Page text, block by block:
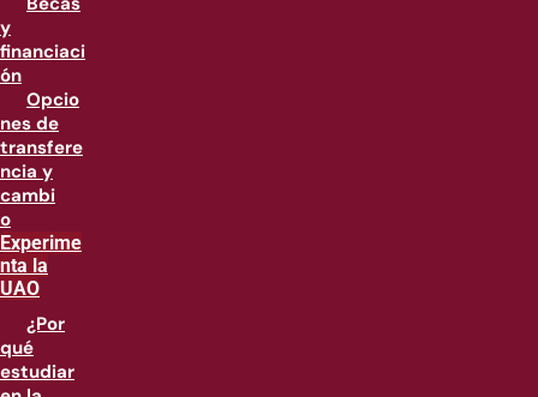
y
financiaci
ón
Opcio
nes de
transfere
ncia y
cambi
o
Experime
nta la
UAO
¿Por
qué
estudiar